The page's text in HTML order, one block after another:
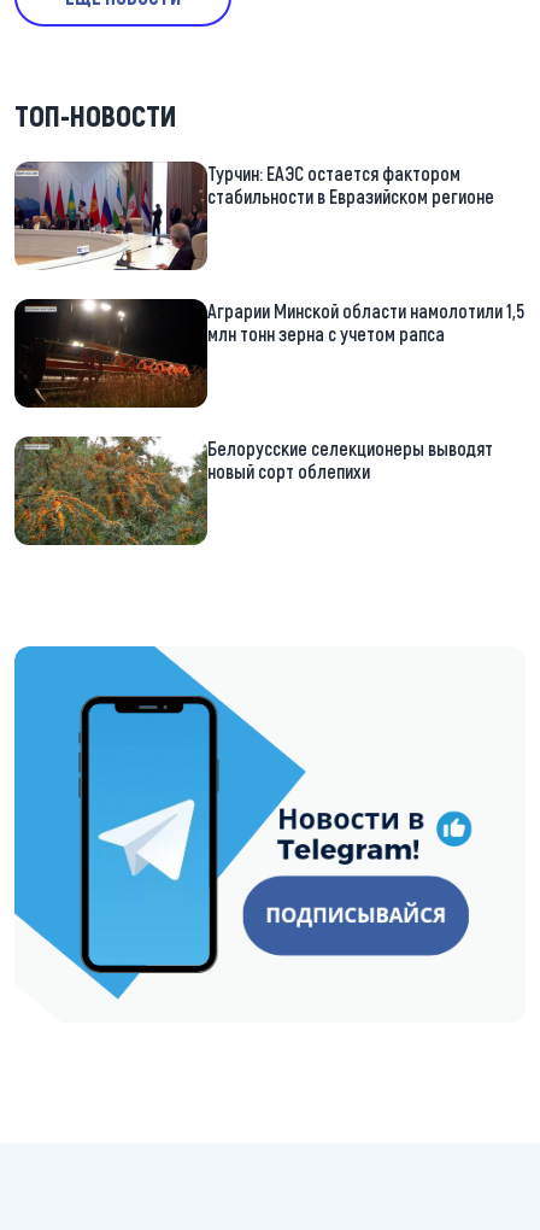
ТОП-НОВОСТИ
Турчин: ЕАЭС остается фактором
стабильности в Евразийском регионе
Аграрии Минской области намолотили 1,5
млн тонн зерна с учетом рапса
Белорусские селекционеры выводят
новый сорт облепихи
https://t.me/minskctvby